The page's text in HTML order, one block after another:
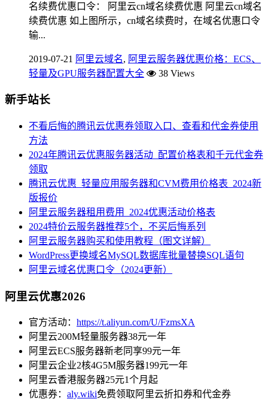
名续费优惠口令： 阿里云cn域名续费优惠 阿里云cn域名
续费优惠 如上图所示，cn域名续费时，在域名优惠口令
输...
2019-07-21 阿里云域名, 阿里云服务器优惠价格：ECS、
轻量及GPU服务器配置大全
38 Views
新手站长
不看后悔的腾讯云优惠券领取入口、查看和代金券使用
方法
2024年腾讯云优惠服务器活动_配置价格表和千元代金券
领取
腾讯云优惠_轻量应用服务器和CVM费用价格表_2024新
版报价
阿里云服务器租用费用_2024优惠活动价格表
2024特价云服务器推荐5个，不买后悔系列
阿里云服务器购买和使用教程（图文详解）
WordPress更换域名MySQL数据库批量替换SQL语句
阿里云域名优惠口令（2024更新）
阿里云优惠2026
官方活动： https://t.aliyun.com/U/FzmsXA
阿里云200M轻量服务器38元一年
阿里云ECS服务器新老同享99元一年
阿里云企业2核4G5M服务器199元一年
阿里云香港服务器25元1个月起
优惠券： aly.wiki免费领取阿里云折扣券和代金券